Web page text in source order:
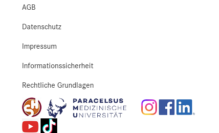
AGB
Datenschutz
Impressum
Informationssicherheit
Rechtliche Grundlagen